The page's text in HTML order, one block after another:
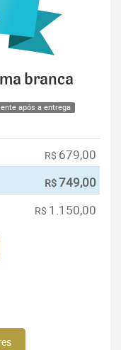
branca
após a entrega
R$ 679,00
R$749,00
R$ 1.150,00